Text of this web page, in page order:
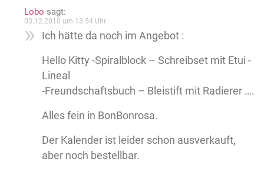
Lobo sagt:
03.12.2010 um 13:54 Uhr
Ich hätte da noch im Angebot :
Hello Kitty -Spiralblock – Schreibset mit Etui -
Lineal
-Freundschaftsbuch – Bleistift mit Radierer ….
Alles fein in BonBonrosa.
Der Kalender ist leider schon ausverkauft,
aber noch bestellbar.